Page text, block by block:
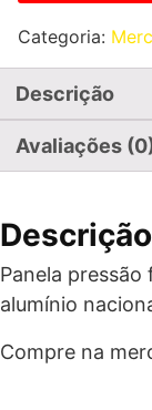
Categoria:
Descrição
Avaliações
Descrição
Panela
alumínio
Compre na